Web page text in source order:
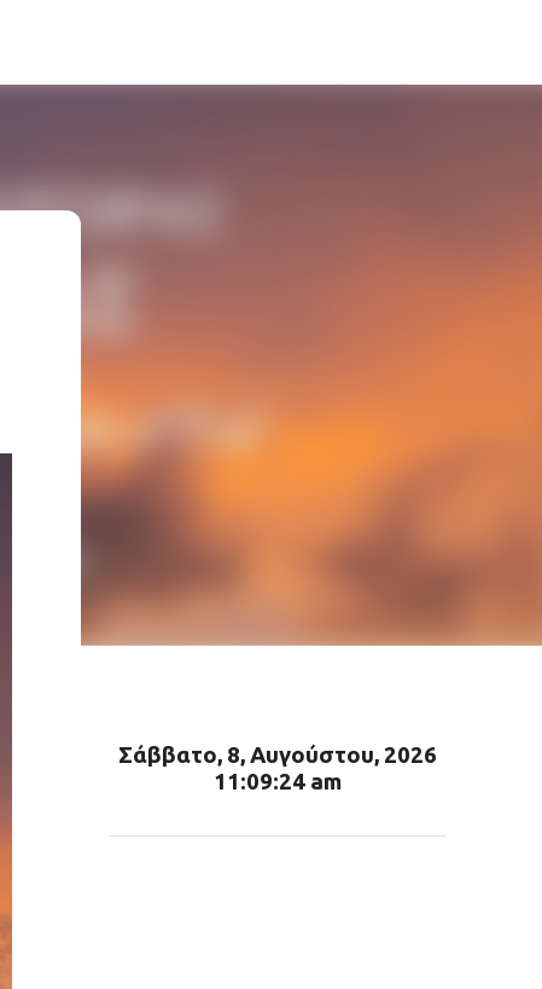
Σάββατο, 8, Αυγούστου, 2026
11:09:25 am